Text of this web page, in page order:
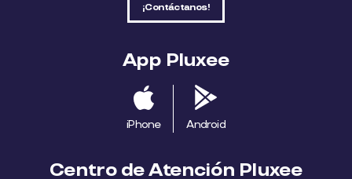
¡Contáctanos!
App Pluxee
iPhone Android
Centro de Atención Pluxee